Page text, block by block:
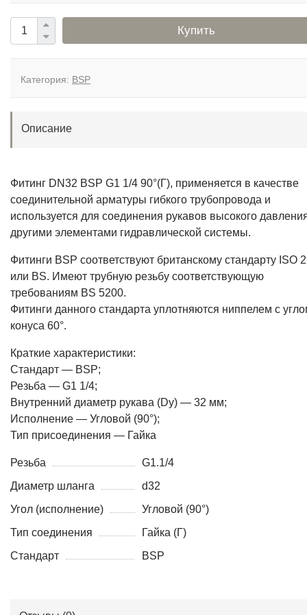
Купить
Категория: BSP
Описание
Фитинг DN32 BSP G1 1/4 90°(Г), применяется в качестве
соединительной арматуры гибкого трубопровода и
используется для соединения рукавов высокого
другими элементами гидравлической системы.
Фитинги BSP соответствуют британскому стандарту ISO
или BS. Имеют трубную резьбу соответствующую
требованиям BS 5200.
Фитинги данного стандарта уплотняются ниппелем с
конуса 60°.
Краткие характеристики:
Стандарт — BSP;
Резьба — G1 1/4;
Внутренний диаметр рукава (Dy) — 32 мм;
Исполнение — Угловой (90°);
Тип присоединения — Гайка
Резьба
G1.1/4
Диаметр шланга
d32
Угол (исполнение)
Угловой (90°)
Тип соединения
Гайка (Г)
Стандарт
BSP